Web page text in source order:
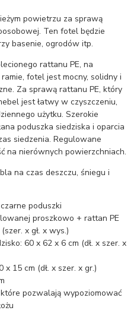
powietrzu za sprawą
Ten fotel będzie
basenie, ogrodów itp.
rattanu PE, na
fotel jest mocny, solidny i
Za sprawą rattanu PE, który
jest łatwy w czyszczeniu,
użytku. Szerokie
poduszka siedziska i oparcia
siedzenia. Regulowane
na nierównych powierzchniach.
na czas deszczu, śniegu i
poduszki
proszkowo + rattan PE
x gł. x wys.)
60 x 62 x 6 cm (dł. x szer. x
15 cm (dł. x szer. x gr.)
pozwalają wypoziomować